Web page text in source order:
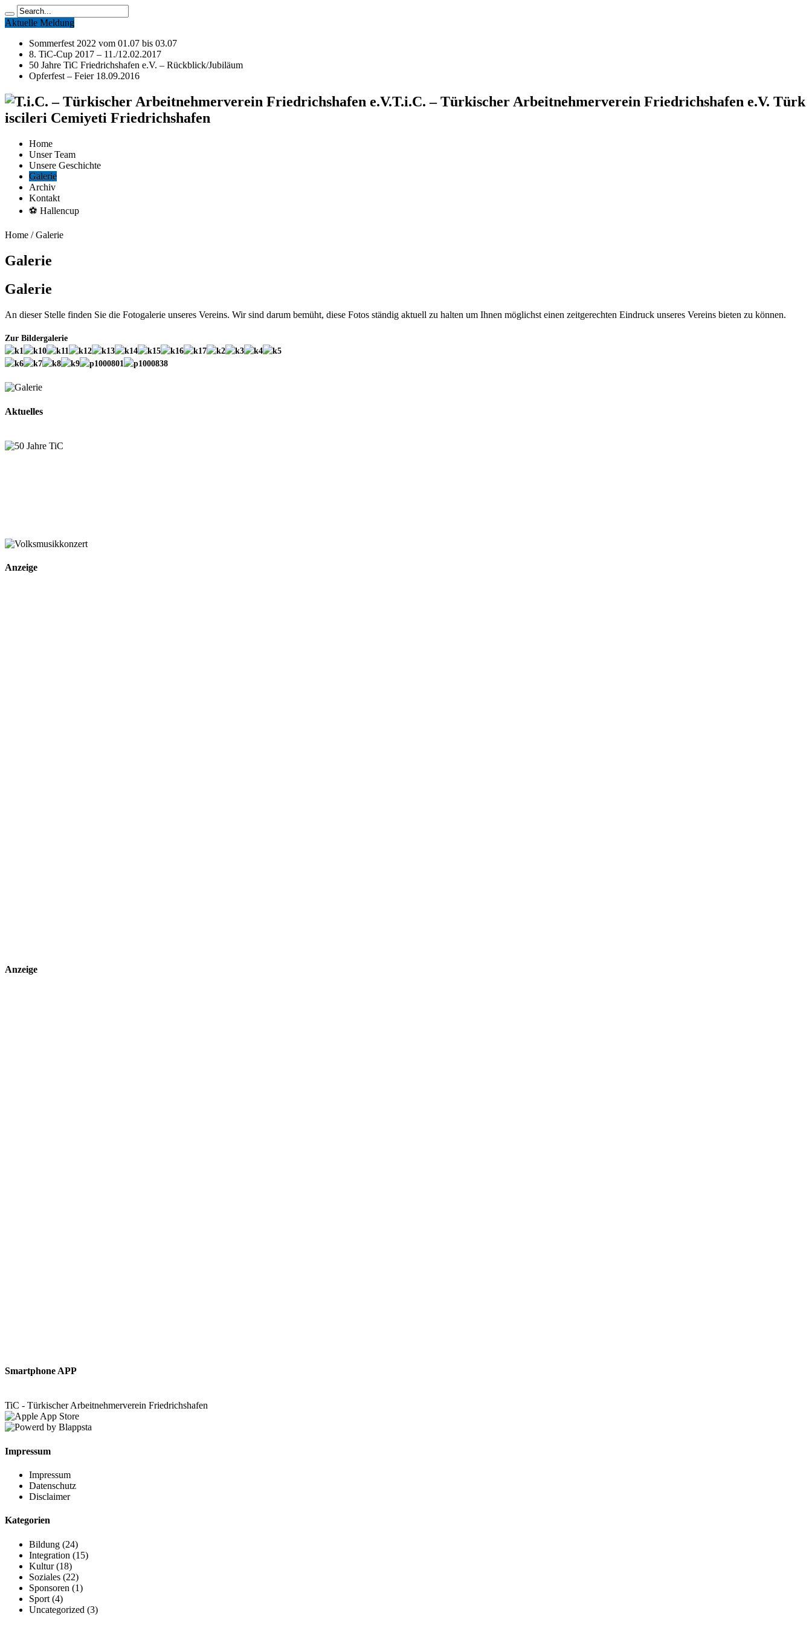
Aktuelle Meldung
Sommerfest 2022 vom 01.07 bis 03.07
8. TiC-Cup 2017 – 11./12.02.2017
50 Jahre TiC Friedrichshafen e.V. – Rückblick/Jubiläum
Opferfest – Feier 18.09.2016
T.i.C. – Türkischer Arbeitnehmerverein Friedrichshafen e.V. Türk
iscileri Cemiyeti Friedrichshafen
Home
Unser Team
Unsere Geschichte
Galerie
Archiv
Kontakt
⚽ Hallencup
Home /Galerie
Galerie
Galerie
An dieser Stelle finden Sie die Fotogalerie unseres Vereins. Wir sind darum bemüht, diese Fotos ständig aktuell zu halten um Ihnen möglichst einen zeitgerechten Eindruck unseres Vereins bieten zu können.
Zur Bildergalerie
Aktuelles
Anzeige
Anzeige
Smartphone APP
TiC - Türkischer Arbeitnehmerverein Friedrichshafen
Impressum
Impressum
Datenschutz
Disclaimer
Kategorien
Bildung (24)
Integration (15)
Kultur(18)
Soziales (22)
Sponsoren (1)
Sport (4)
Uncategorized (3)